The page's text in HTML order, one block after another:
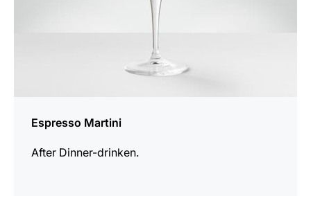
Espresso Martini
After Dinner-drinken.